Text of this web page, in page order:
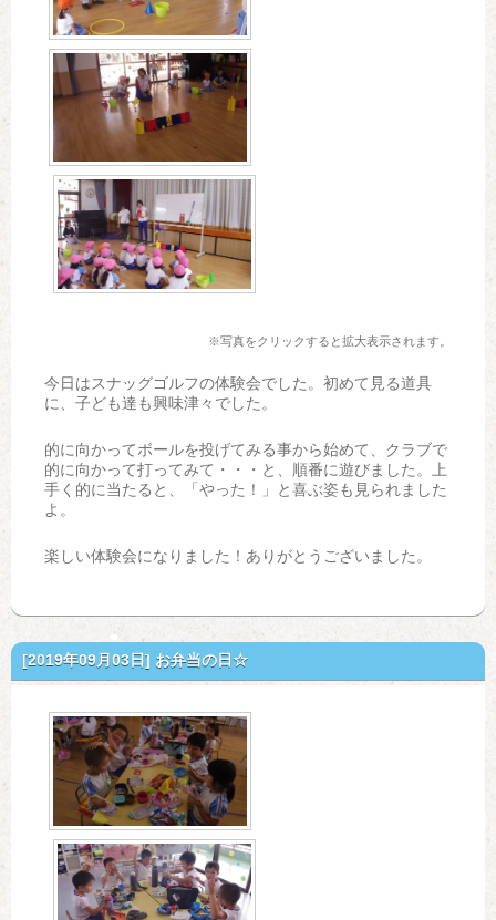
※写真をクリックすると拡大表示されます。
今日はスナッグゴルフの体験会でした。初めて見る道具
に、子ども達も興味津々でした。
的に向かってボールを投げてみる事から始めて、クラブで
的に向かって打ってみて・・・と、順番に遊びました。上
手く的に当たると、「やった！」と喜ぶ姿も見られました
よ。
楽しい体験会になりました！ありがとうございました。
[2019年09月03日] お弁当の日☆